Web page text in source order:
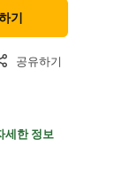
기
공유하기
세한 정보